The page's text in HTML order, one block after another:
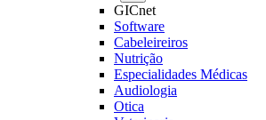
GICnet
Software
Cabeleireiros
Nutrição
Especialidades Médicas
Audiologia
Otica